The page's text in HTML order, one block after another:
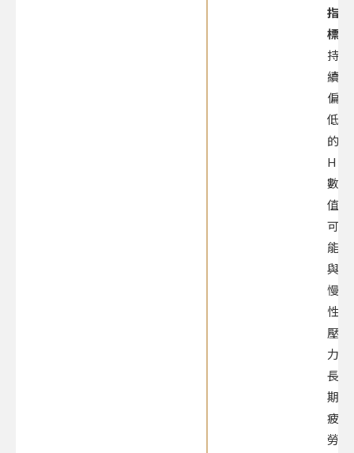
指
標：
持
續
偏
低
的
HRV
數
值
可
能
與
慢
性
壓
力、
長
期
疲
勞、